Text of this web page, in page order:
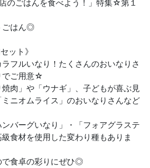
のごはんを食べよう！」特集☆第１
ごはん◎
ット》
フルいなり！たくさんのおいなりさ
でご用意☆
肉」や「ウナギ」、子どもが喜ぶ見
ニオムライス」のおいなりさんなど
バーグいなり」・「フォアグラステ
食材を使用した変わり種もありま
で食卓の彩りにぜひ◎